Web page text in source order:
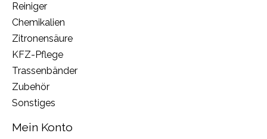
Reiniger
Chemikalien
Zitronensäure
KFZ-Pflege
Trassenbänder
Zubehör
Sonstiges
Mein Konto